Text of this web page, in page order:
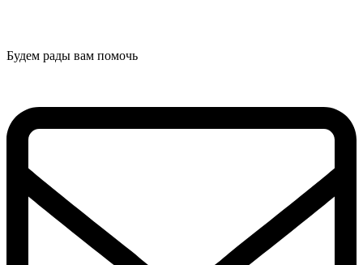
Будем рады вам помочь